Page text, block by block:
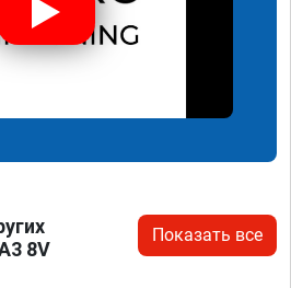
8V
Показать все